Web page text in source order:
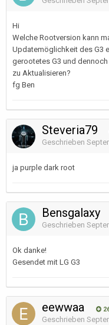
Hi
Welche Rootversion kann
Updatemöglichkeit des G3
gerootetes G3 und
zu Aktualisieren?
fg Ben
Steveria79
Geschrieben
ja purple dark root
Bensgalaxy
Geschrieben
Ok danke!
Gesendet mit LG G3
eewwaa
Geschrieben